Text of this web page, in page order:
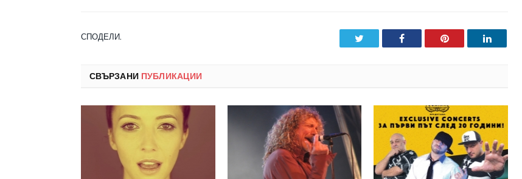
СПОДЕЛИ. Facebook Pinterest LinkedIn
СВЪРЗАНИ ПУБЛИКАЦИИ